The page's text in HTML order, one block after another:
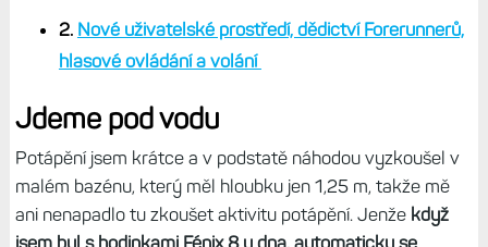
2. Nové uživatelské prostředí, dědictví Forerunnerů,
hlasové ovládání a volání
Jdeme pod vodu
Potápění jsem krátce a v podstatě náhodou vyzkoušel v
malém bazénu, který měl hloubku jen 1,25 m, takže mě
ani nenapadlo tu zkoušet aktivitu potápění. Jenže když